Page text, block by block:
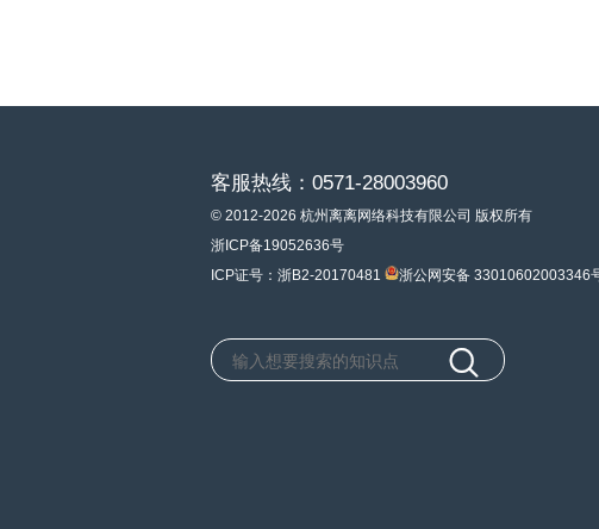
客服热线：0571-28003960
© 2012-2026 杭州离离网络科技有限公司 版权所有
浙ICP备19052636号
ICP证号：浙B2-20170481
浙公网安备 33010602003346